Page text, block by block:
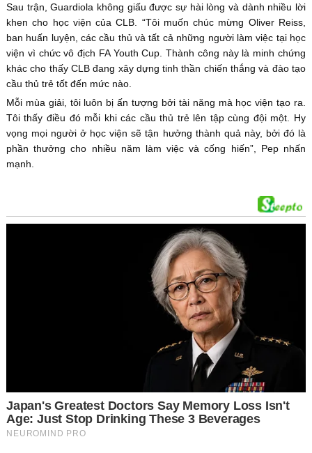
Sau trận, Guardiola không giấu được sự hài lòng và dành nhiều lời
khen cho học viện của CLB. “Tôi muốn chúc mừng Oliver Reiss,
ban huấn luyện, các cầu thủ và tất cả những người làm việc tại học
viện vì chức vô địch FA Youth Cup. Thành công này là minh chứng
khác cho thấy CLB đang xây dựng tinh thần chiến thắng và đào tạo
cầu thủ trẻ tốt đến mức nào.
Mỗi mùa giải, tôi luôn bị ấn tượng bởi tài năng mà học viện tạo ra.
Tôi thấy điều đó mỗi khi các cầu thủ trẻ lên tập cùng đội một. Hy
vọng mọi người ở học viện sẽ tận hưởng thành quả này, bởi đó là
phần thưởng cho nhiều năm làm việc và cống hiến”, Pep nhấn
mạnh.